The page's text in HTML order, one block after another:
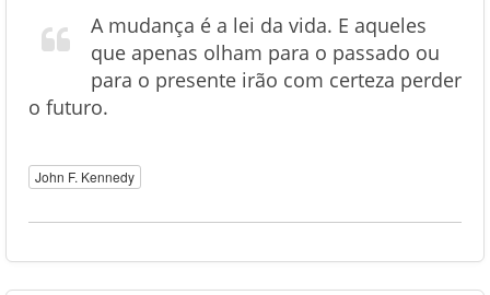
A mudança é a lei da vida. E aqueles
que apenas olham para o passado ou
para o presente irão com certeza perder
o futuro.
John F. Kennedy